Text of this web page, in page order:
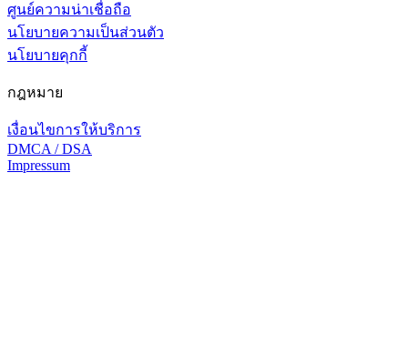
ศูนย์ความน่าเชื่อถือ
นโยบายความเป็นส่วนตัว
นโยบายคุกกี้
กฎหมาย
เงื่อนไขการให้บริการ
DMCA / DSA
Impressum